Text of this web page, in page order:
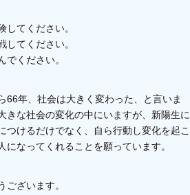
してください。
してください。
でください。
66年、社会は大きく変わった、と言いま
きな社会の変化の中にいますが、新陽生に
つけるだけでなく、自ら行動し変化を起こ
になってくれることを願っています。
ございます。